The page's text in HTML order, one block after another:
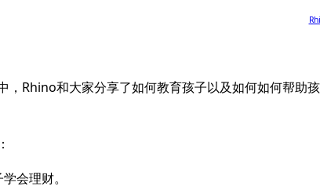
，Rhino和大家分享了如何教育孩子以及如何如何帮
会理财。